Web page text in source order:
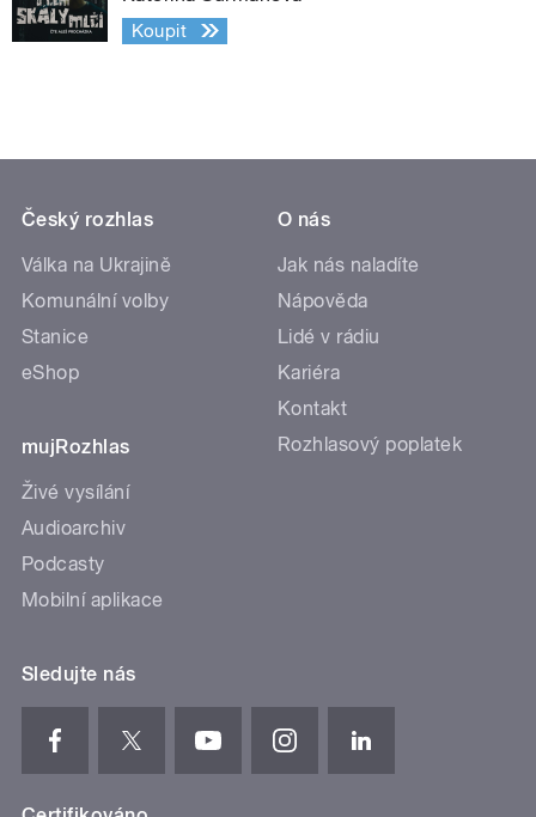
Koupit
Český rozhlas
Válka na Ukrajině
Komunální volby
Stanice
eShop
mujRozhlas
Živé vysílání
Audioarchiv
Podcasty
Mobilní aplikace
O nás
Jak nás naladíte
Nápověda
Lidé v rádiu
Kariéra
Kontakt
Rozhlasový poplatek
Sledujte nás